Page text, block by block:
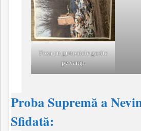
Poza cu gunoaiele gasite
pe camp
​Proba Supremă a
Sfidată: